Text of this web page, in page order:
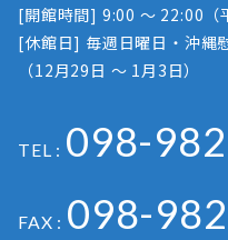
[開館時間] 9:00 ～ 22:00（
[休館日] 毎週日曜日・沖縄
（12月29日 ～ 1月3日）
TEL : 098-
FAX : 098-